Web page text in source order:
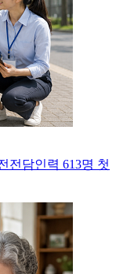
전담인력 613명 첫